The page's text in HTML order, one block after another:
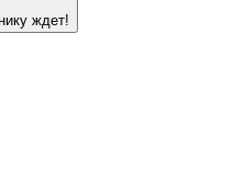
ждет!